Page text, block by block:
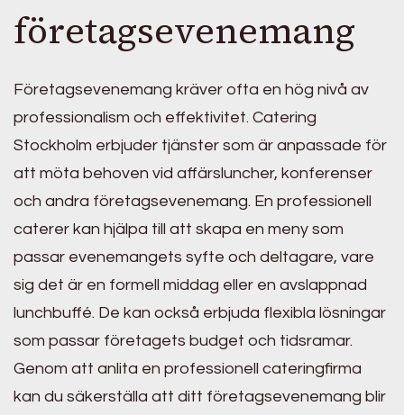
företagsevenemang
Företagsevenemang kräver ofta en hög nivå av
professionalism och effektivitet. Catering
Stockholm erbjuder tjänster som är anpassade för
att möta behoven vid affärsluncher, konferenser
och andra företagsevenemang. En professionell
caterer kan hjälpa till att skapa en meny som
passar evenemangets syfte och deltagare, vare
sig det är en formell middag eller en avslappnad
lunchbuffé. De kan också erbjuda flexibla lösningar
som passar företagets budget och tidsramar.
Genom att anlita en professionell cateringfirma
kan du säkerställa att ditt företagsevenemang blir